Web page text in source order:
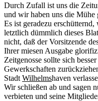
Durch Zufall ist uns die
und wir haben uns die Mühe
Es ist geradezu
letztlich dümmlich dieses
nicht, daß der Vorsitzende
Ihrer miesen Ausgabe
Zeitgenosse sollte sich
Gewerkschaften
Stadt Wilhelmshaven
Wir schließen ab und sagen
verbieten und seine